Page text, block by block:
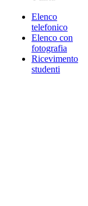
Elenco
telefonico
Elenco con
fotografia
Ricevimento
studenti